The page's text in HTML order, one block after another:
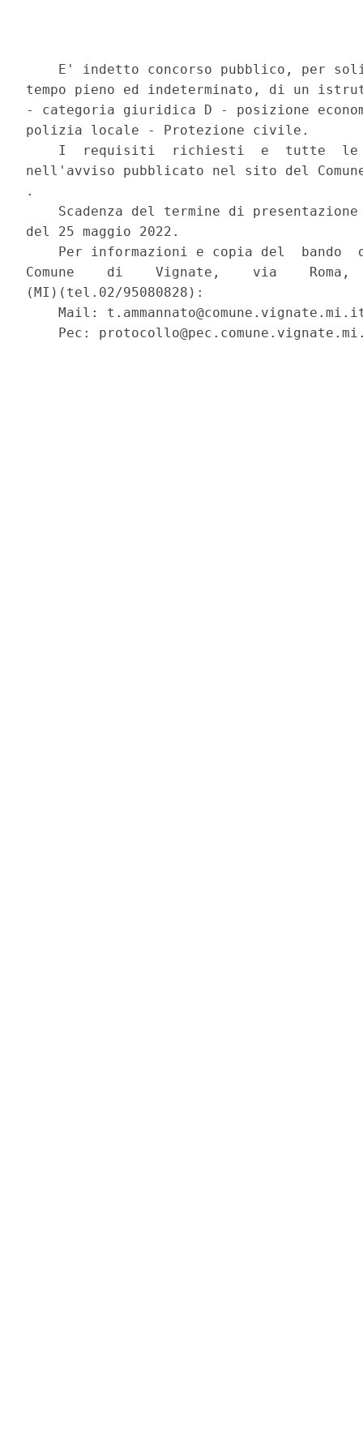
E' indetto concorso pubblico, per
tempo pieno ed indeterminato, di un
- categoria giuridica D - posizione
polizia locale - Protezione civile.
I  requisiti  richiesti  e  tutte
nell'avviso pubblicato nel sito del
.
Scadenza del termine di
del 25 maggio 2022.
Per informazioni e copia del  bando
Comune    di    Vignate,    via
(MI)(tel.02/95080828):
Mail:
Pec: